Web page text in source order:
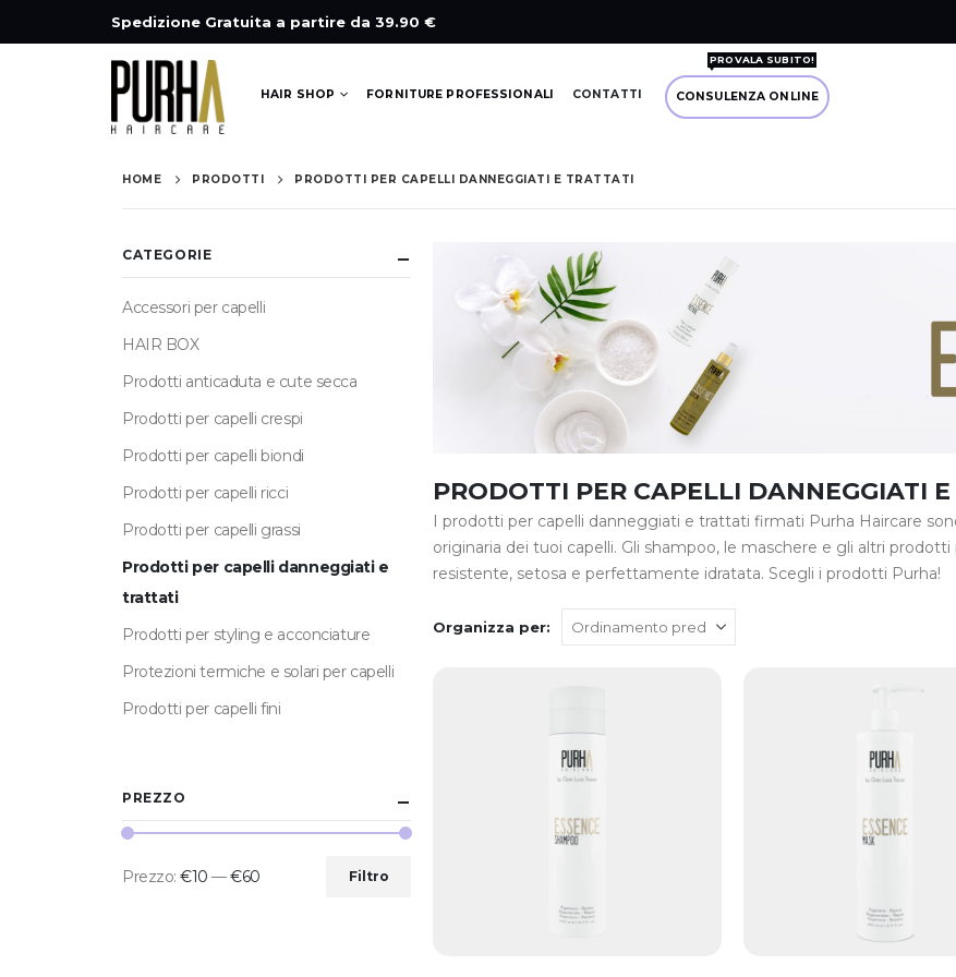
Spedizione Gratuita a partire da 39.90 €
HAIR SHOP FORNITURE PROFESSIONALI CONTATTI CONSULENZA ONLINE
PROVALA SUBITO!
HOME PRODOTTI PRODOTTI PER CAPELLI DANNEGGIATI E TRATTATI
PRODOTTI PER CAPELLI DANNEGGIATI
I prodotti per capelli danneggiati e trattati firmati Purha Haircare
originaria dei tuoi capelli. Gli shampoo, le maschere e gli altri
resistente, setosa e perfettamente idratata. Scegli i prodotti Purha!
Organizza per:
CATEGORIE
Accessori per capelli
HAIR BOX
Prodotti anticaduta e cute secca
Prodotti per capelli crespi
Prodotti per capelli biondi
Prodotti per capelli ricci
Prodotti per capelli grassi
Prodotti per capelli danneggiati e
trattati
Prodotti per styling e acconciature
Protezioni termiche e solari per capelli
Prodotti per capelli fini
PREZZO
Filtro
Prezzo:€10 —€60